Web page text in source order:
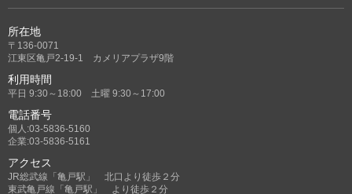
所在地
〒136-0071
江東区亀戸2-19-1 カメリアプラザ9階
利用時間
平日 9:30～18:00 土曜 9:30～17:00
電話番号
個人:03-5836-5160
企業:03-5836-5161
アクセス
JR総武線「亀戸駅」 北口より徒歩２分
東武亀戸線「亀戸駅」 より徒歩２分